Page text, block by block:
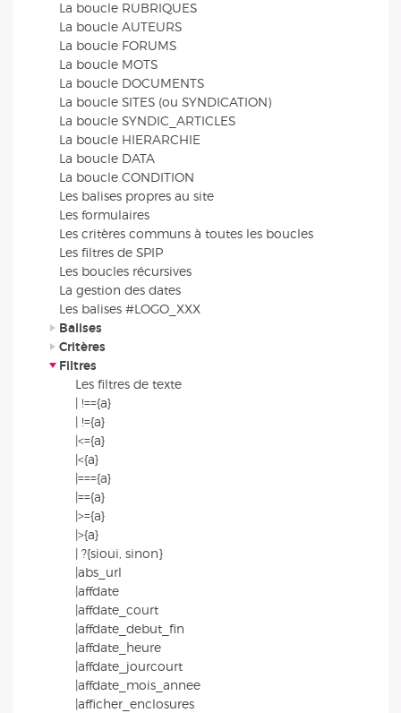
La boucle RUBRIQUES
La boucle AUTEURS
La boucle FORUMS
La boucle MOTS
La boucle DOCUMENTS
La boucle SITES (ou SYNDICATION)
La boucle SYNDIC_ARTICLES
La boucle HIERARCHIE
La boucle DATA
La boucle CONDITION
Les balises propres au site
Les formulaires
Les critères communs à toutes les boucles
Les filtres de SPIP
Les boucles récursives
La gestion des dates
Les balises #LOGO_XXX
Balises
Critères
Filtres
Les filtres de texte
| !=={a}
| !={a}
|<={a}
|<{a}
|==={a}
|=={a}
|>={a}
|>{a}
| ?{sioui, sinon}
|abs_url
|affdate
|affdate_court
|affdate_debut_fin
|affdate_heure
|affdate_jourcourt
|affdate_mois_annee
|afficher_enclosures